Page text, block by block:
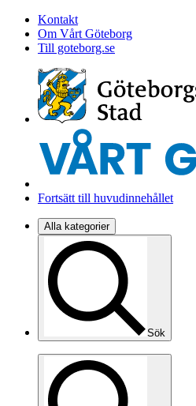
Kontakt
Om Vårt Göteborg
Till goteborg.se
Fortsätt till huvudinnehållet
Alla kategorier
Sök